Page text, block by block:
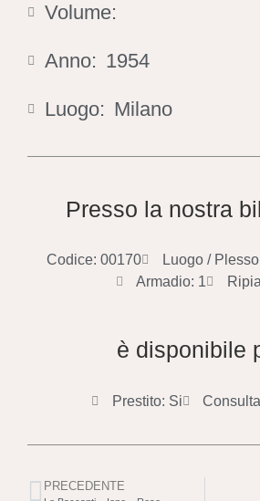
Volume:
Anno: 1954
Luogo: Milano
Presso la nostra
Codice: 00170
Luogo /
Armadio: 1
è disponibile
Prestito: Si
PRECEDENTE